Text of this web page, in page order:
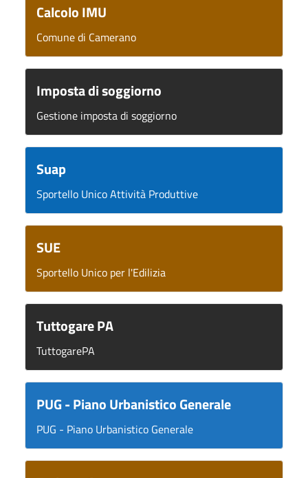
Calcolo IMU
Comune di Camerano
Imposta di soggiorno
Gestione imposta di soggiorno
Suap
Sportello Unico Attività Produttive
SUE
Sportello Unico per l'Edilizia
Tuttogare PA
TuttogarePA
PUG - Piano Urbanistico Generale
PUG - Piano Urbanistico Generale